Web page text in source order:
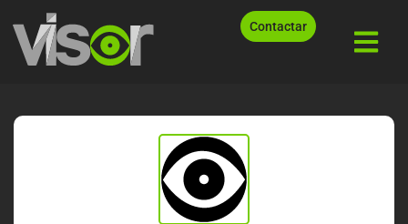
Contactar